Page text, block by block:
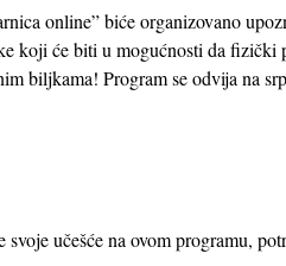
online” biće organizovano
koji će biti u mogućnosti da
biljkama! Program se odvija na
učešće na ovom programu,